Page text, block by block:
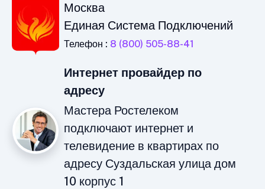
Москва
Единая Система Подключений
Телефон : 8 (800) 505-88-41
Интернет провайдер по
адресу
Мастера Ростелеком
подключают интернет и
телевидение в квартирах по
адресу Суздальская улица дом
10 корпус 1